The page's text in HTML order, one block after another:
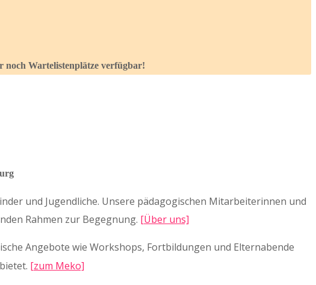
noch Wartelistenplätze verfügbar!
und Jugendliche. Unsere pädagogischen Mitarbeiterinnen und
Rahmen zur Begegnung. [Über uns]
Angebote wie Workshops, Fortbildungen und Elternabende
[zum Meko]